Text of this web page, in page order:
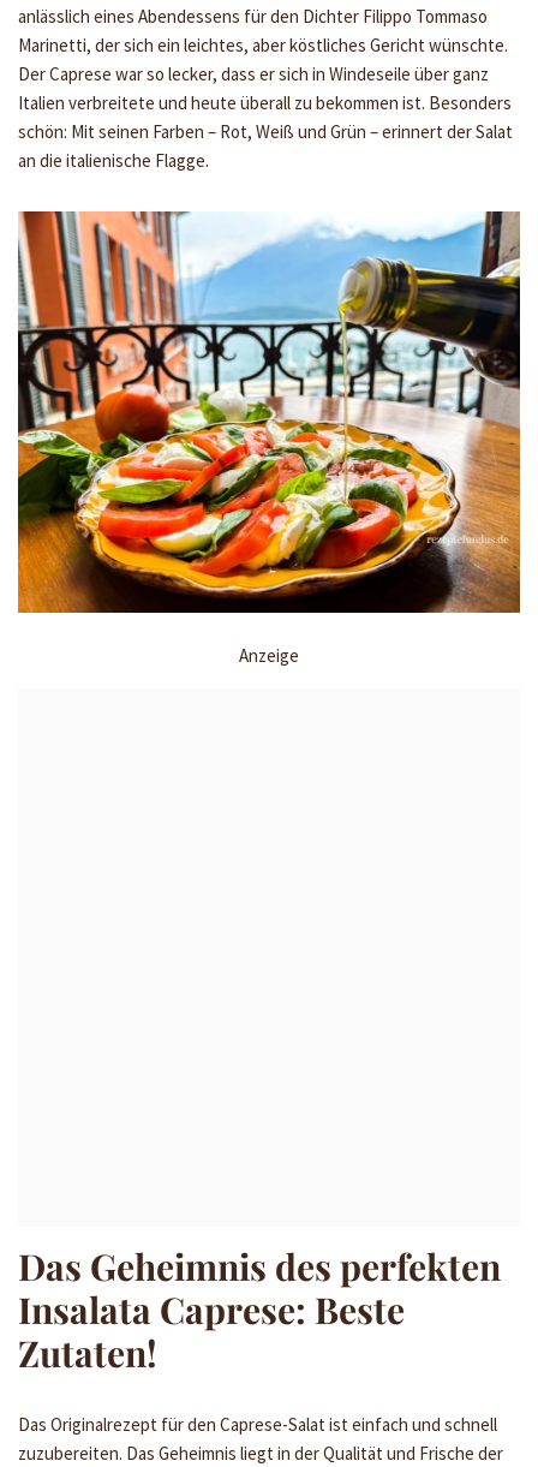
anlässlich eines Abendessens für den Dichter Filippo Tommaso
Marinetti, der sich ein leichtes, aber köstliches Gericht wünschte.
Der Caprese war so lecker, dass er sich in Windeseile über ganz
Italien verbreitete und heute überall zu bekommen ist. Besonders
schön: Mit seinen Farben – Rot, Weiß und Grün – erinnert der Salat
an die italienische Flagge.
Anzeige
Das Geheimnis des perfekten
Insalata Caprese: Beste
Zutaten!
Das Originalrezept für den Caprese-Salat ist einfach und schnell
zuzubereiten. Das Geheimnis liegt in der Qualität und Frische der